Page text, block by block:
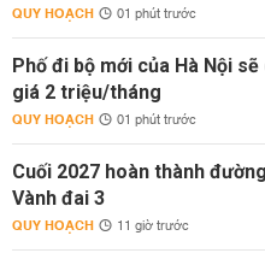
QUY HOẠCH 01 phút trước
Phố đi bộ mới của Hà Nội
giá 2 triệu/tháng
QUY HOẠCH 01 phút trước
Cuối 2027 hoàn thành
Vành đai 3
QUY HOẠCH 11 giờ trước